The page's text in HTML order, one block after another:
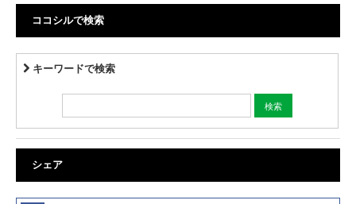
ココシルで検索
キーワードで検索
シェア